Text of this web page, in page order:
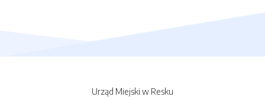
Urząd Miejski w Resku